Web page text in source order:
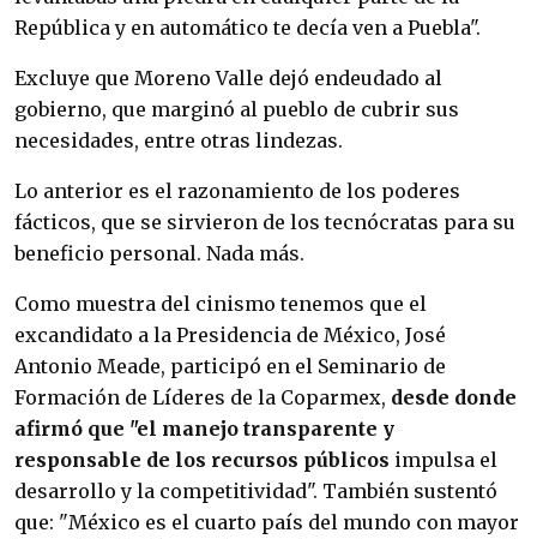
República y en automático te decía ven a Puebla".
Excluye que Moreno Valle dejó endeudado al
gobierno, que marginó al pueblo de cubrir sus
necesidades, entre otras lindezas.
Lo anterior es el razonamiento de los poderes
fácticos, que se sirvieron de los tecnócratas para su
beneficio personal. Nada más.
Como muestra del cinismo tenemos que el
excandidato a la Presidencia de México, José
Antonio Meade, participó en el Seminario de
Formación de Líderes de la Coparmex, desde donde
afirmó que "el manejo transparente y
responsable de los recursos públicos impulsa el
desarrollo y la competitividad". También sustentó
que: "México es el cuarto país del mundo con mayor